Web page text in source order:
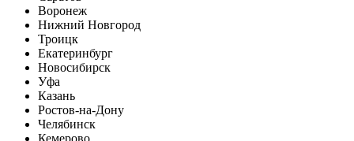
Воронеж
Нижний Новгород
Троицк
Екатеринбург
Новосибирск
Уфа
Казань
Ростов-на-Дону
Челябинск
Кемерово